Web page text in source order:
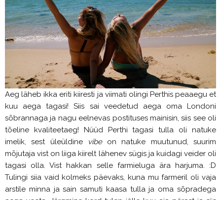
Aeg läheb ikka eriti kiiresti ja viimati olingi Perthis peaaegu et
kuu aega tagasi! Siis sai veedetud aega oma Londoni
sõbrannaga ja nagu eelnevas postituses mainisin, siis see oli
tõeline kvaliteetaeg! Nüüd Perthi tagasi tulla oli natuke
imelik, sest üleüldine
vibe on natuke muutunud, suurim
mõjutaja vist on liiga kiirelt lähenev sügis ja kuidagi veider oli
tagasi olla. Vist hakkan selle farmieluga ära harjuma. :D
Tulingi siia vaid kolmeks päevaks, kuna mu farmeril oli vaja
arstile minna ja sain samuti kaasa tulla ja oma sõpradega